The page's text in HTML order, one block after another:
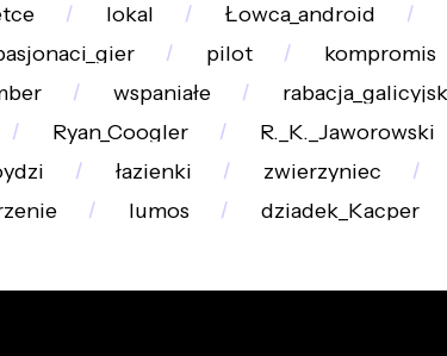
lokal Łowca_android
pilot
kompromis
wspaniałe
Ryan_Coogler
R._K._Jaworowski
łazienki
zwierzyniec
lumos
dziadek_Kacper